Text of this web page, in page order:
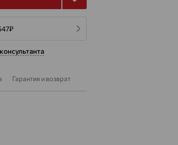
₽
Гарантия и возврат